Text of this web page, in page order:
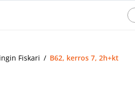
Fiskari B62, kerros 7, 2h+kt